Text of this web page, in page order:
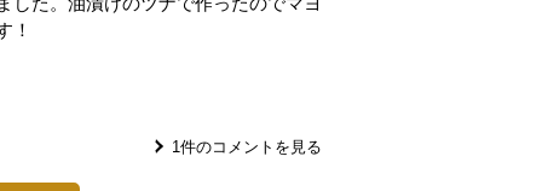
！
1件のコメントを見る